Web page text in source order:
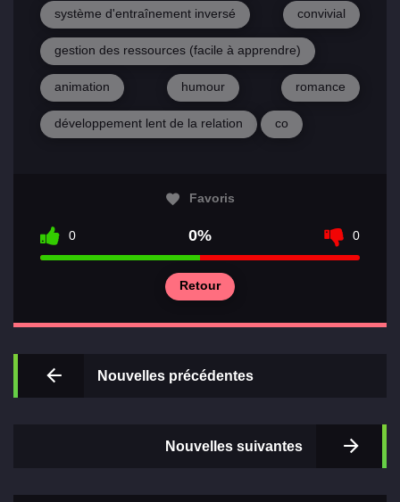
Principal
système d'entraînement inversé convivial
gestion des ressources (facile à apprendre)
animation humour romance
développement lent de la relation co
Favoris
0 0% 0
Retour
Nouvelles précédentes
Nouvelles suivantes